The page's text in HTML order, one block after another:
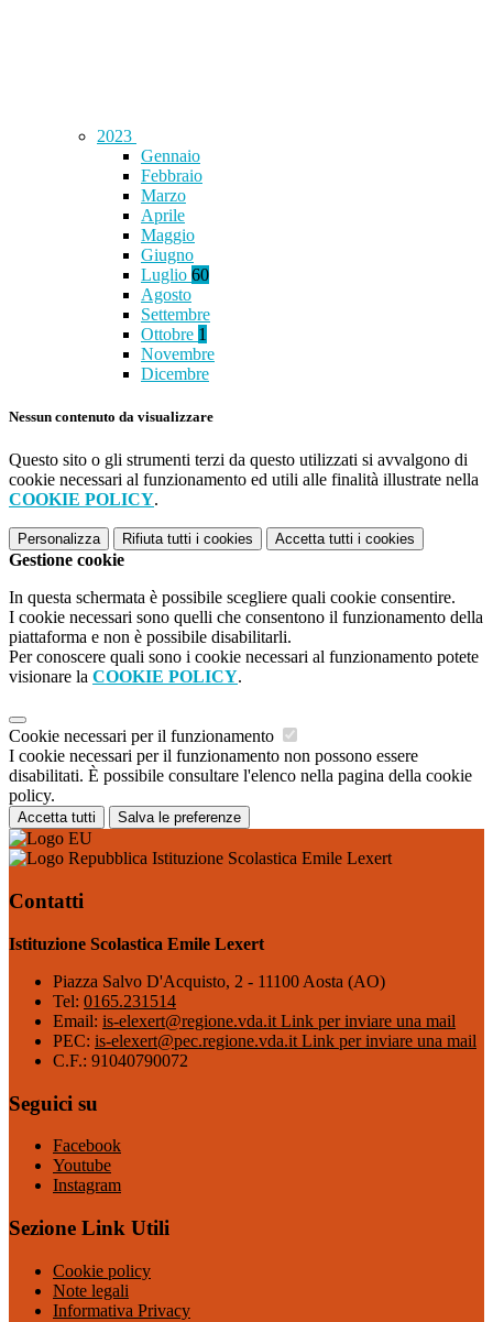
2023
Gennaio
Febbraio
Marzo
Aprile
Maggio
Giugno
Luglio 60
Agosto
Settembre
Ottobre 1
Novembre
Dicembre
Nessun contenuto da visualizzare
Questo sito o gli strumenti terzi da questo utilizzati si avvalgono di
cookie necessari al funzionamento ed utili alle finalità illustrate nella
COOKIE POLICY.
Personalizza Rifiuta tutti i cookies Accetta tutti i cookies
Gestione cookie
In questa schermata è possibile scegliere quali cookie consentire.
I cookie necessari sono quelli che consentono il funzionamento della
piattaforma e non è possibile disabilitarli.
Per conoscere quali sono i cookie necessari al funzionamento potete
visionare la COOKIE POLICY.
Cookie necessari per il funzionamento
I cookie necessari per il funzionamento non possono essere
disabilitati. È possibile consultare l'elenco nella pagina della cookie
policy.
Accetta tutti Salva le preferenze
Istituzione Scolastica Emile Lexert
Contatti
Istituzione Scolastica Emile Lexert
Piazza Salvo D'Acquisto, 2 - 11100 Aosta (AO)
Tel: 0165.231514
Email: is-elexert@regione.vda.it Link per inviare una mail
PEC: is-elexert@pec.regione.vda.it Link per inviare una mail
C.F.: 91040790072
Seguici su
Facebook
Youtube
Instagram
Sezione Link Utili
Cookie policy
Note legali
Informativa Privacy